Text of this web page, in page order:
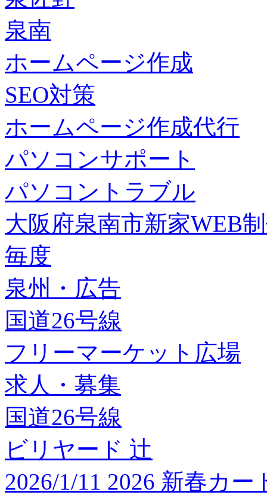
泉南
ホームページ作成
SEO対策
ホームページ作成代行
パソコンサポート
パソコントラブル
大阪府泉南市新家WEB
毎度
泉州・広告
国道26号線
フリーマーケット広場
求人・募集
国道26号線
ビリヤード 辻
2026/1/11 2026 新春カ